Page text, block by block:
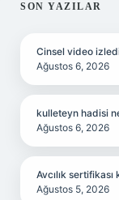
SON YAZILAR
Cinsel video
Ağustos 6, 2026
kulleteyn hadisi
Ağustos 6, 2026
Avcılık
Ağustos 5, 2026